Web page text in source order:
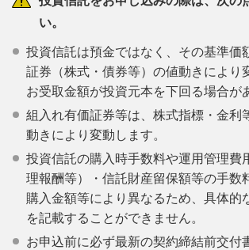
い。
投資信託は預金ではなく、その基準価
証券（株式・債券等）の値動きにより
お受取金額が投資元本を下回る場合が
組入れ有価証券等は、株式指標・金利
動きにより変動します。
投資信託の購入時手数料や運用管理費
理報酬等）・信託財産留保額等の手数
購入金額等により異なるため、具体的
を記載することができません。
お申込前に必ず最新の契約締結前交付